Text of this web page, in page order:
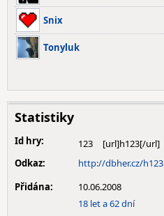
Snix
Tonyluk
Statistiky
Id hry:
123
Odkaz:
http://dbher.cz/h123
Přidána:
10.06.2008
18 let a 62 dní